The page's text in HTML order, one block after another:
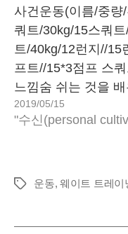
사건운동(이름/중
쿼트/30kg/15스쿼
트/40kg/12런지//15
프트//15*3점프 스
느낌숨 쉬는 것을
해 뼈가 없는 복부를
한다. 그런데 숨 쉬
2019/05/15
"수신(personal
태
운동, 웨이트 트레이